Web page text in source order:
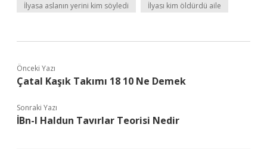
İlyasa aslanın yerini kim söyledi İlyası kim öldürdü aile
Önceki Yazı
Çatal Kaşık Takımı 18 10 Ne Demek
Sonraki Yazı
İBn-I Haldun Tavırlar Teorisi Nedir